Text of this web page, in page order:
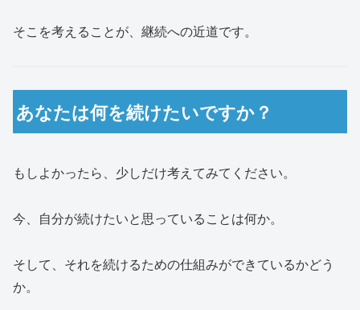
そこを考えることが、継続への近道です。
あなたは何を続けたいですか？
もしよかったら、少しだけ考えてみてください。
今、自分が続けたいと思っていることは何か。
そして、それを続けるための仕組みができているかどう
か。